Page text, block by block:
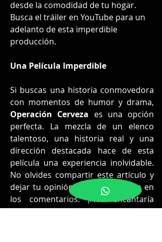
desde la comodidad de tu hogar.
Busca el tráiler en YouTube para un
adelanto de esta imperdible
producción.
Una Película Imperdible
Si buscas una historia conmovedora
Operación Cerveza es una opción
perfecta. La mezcla de un elenco
talentoso, una historia real y una
dirección destacada hace de esta
película una experiencia inolvidable.
No olvides compartir este artículo y
dejar tu opinión sobre la película en
los comentarios. ¡Nos encantaría
conocer tu perspectiva!